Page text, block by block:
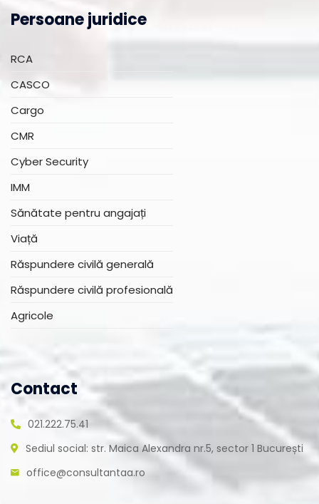
Persoane juridice
RCA
CASCO
Cargo
CMR
Cyber Security
IMM
Sănătate pentru angajați
Viață
Răspundere civilă generală
Răspundere civilă profesională
Agricole
Contact
021.222.75.41
Sediul social: str. Maica Alexandra nr.5, sector 1 București
office@consultantaa.ro